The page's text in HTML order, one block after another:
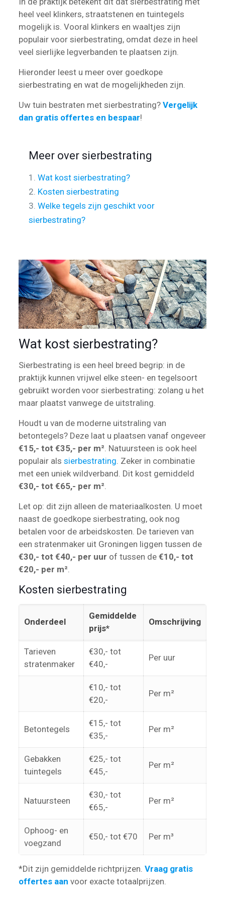
heel veel klinkers, straatstenen en tuintegels
mogelijk is. Vooral klinkers en waaltjes zijn
populair voor sierbestrating, omdat deze in heel
veel sierlijke legverbanden te plaatsen zijn.
Hieronder leest u meer over goedkope
sierbestrating en wat de mogelijkheden zijn.
Uw tuin bestraten met sierbestrating? Vergelijk
dan gratis offertes en bespaar!
Meer over sierbestrating
1. Wat kost sierbestrating?
2. Kosten sierbestrating
3. Welke tegels zijn geschikt voor
sierbestrating?
Wat kost sierbestrating?
Sierbestrating is een heel breed begrip: in de
praktijk kunnen vrijwel elke steen- en tegelsoort
gebruikt worden voor sierbestrating: zolang u het
maar plaatst vanwege de uitstraling.
Houdt u van de moderne uitstraling van
betontegels? Deze laat u plaatsen vanaf ongeveer
€15,- tot €35,- per m². Natuursteen is ook heel
populair als sierbestrating. Zeker in combinatie
met een uniek wildverband. Dit kost gemiddeld
€30,- tot €65,- per m².
Let op: dit zijn alleen de materiaalkosten. U moet
naast de goedkope sierbestrating, ook nog
betalen voor de arbeidskosten. De tarieven van
een stratenmaker uit Groningen liggen tussen de
€30,- tot €40,- per uur of tussen de €10,- tot
€20,- per m².
Kosten sierbestrating
Onderdeel
Gemiddelde
prijs*
Omschrijving
Tarieven
stratenmaker
€30,- tot
€40,-
Per uur
€10,- tot
€20,-
Per m²
Betontegels
€15,- tot
€35,-
Per m²
Gebakken
tuintegels
€25,- tot
€45,-
Per m²
Natuursteen
€30,- tot
€65,-
Per m²
Ophoog- en
voegzand
€50,- tot €70 Per m³
*Dit zijn gemiddelde richtprijzen. Vraag gratis
offertes aan voor exacte totaalprijzen.